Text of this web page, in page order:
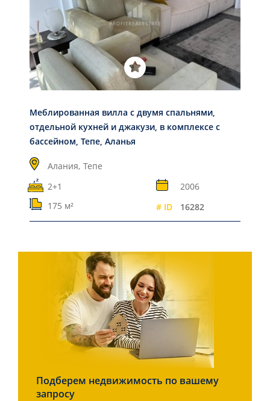
Меблированная вилла с двумя спальнями,
отдельной кухней и джакузи, в комплексе с
бассейном, Тепе, Аланья
Алания, Тепе
2+1
2006
175 м²
# ID 16282
Подберем недвижимость по вашему
запросу